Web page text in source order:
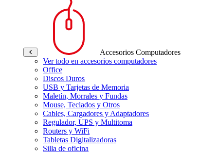
Accesorios Computadores
Ver todo en accesorios computadores
Office
Discos Duros
USB y Tarjetas de Memoria
Maletín, Morrales y Fundas
Mouse, Teclados y Otros
Cables, Cargadores y Adaptadores
Regulador, UPS y Multitoma
Routers y WiFi
Tabletas Digitalizadoras
Silla de oficina